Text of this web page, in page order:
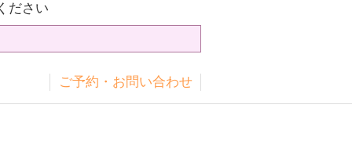
ださい
ご予約・お問い合わせ